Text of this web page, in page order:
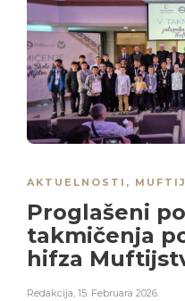
AKTUELNOSTI ,
Proglašeni
takmičenja
hifza
Redakcija, 15. Februara 2026.